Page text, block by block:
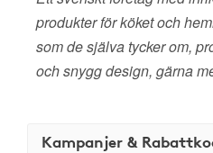
produkter för köket och
som de själva tycker om,
och snygg design, gärna
Kampanjer &